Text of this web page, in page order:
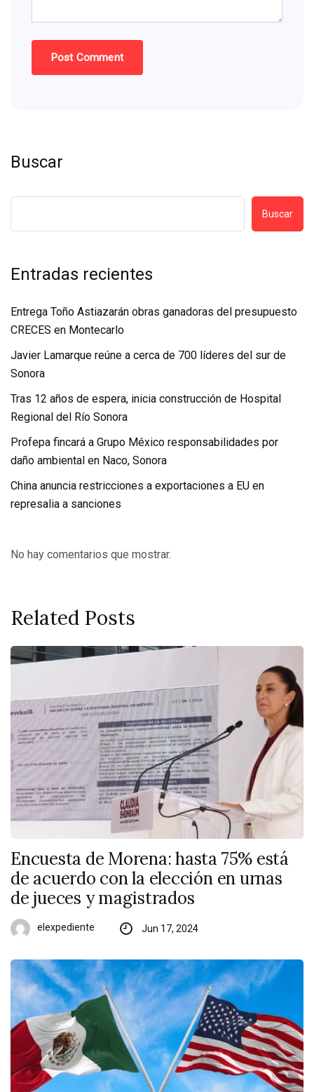
Buscar
Buscar
Entradas recientes
Entrega Toño Astiazarán obras ganadoras del presupuesto
CRECES en Montecarlo
Javier Lamarque reúne a cerca de 700 líderes del sur de
Sonora
Tras 12 años de espera, inicia construcción de Hospital
Regional del Río Sonora
Profepa fincará a Grupo México responsabilidades por
daño ambiental en Naco, Sonora
China anuncia restricciones a exportaciones a EU en
represalia a sanciones
No hay comentarios que mostrar.
Related Posts
Encuesta de Morena: hasta 75% está
de acuerdo con la elección en urnas
de jueces y magistrados
elexpediente Jun 17, 2024